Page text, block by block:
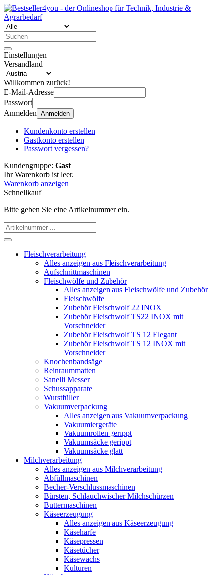
Einstellungen
Versandland
Willkommen zurück!
E-Mail-Adresse
Passwort
Anmelden Anmelden
Kundenkonto erstellen
Gastkonto erstellen
Passwort vergessen?
Kundengruppe: Gast
Ihr Warenkorb ist leer.
Warenkorb anzeigen
Schnellkauf
Bitte geben Sie eine Artikelnummer ein.
Fleischverarbeitung
Alles anzeigen aus Fleischverarbeitung
Aufschnittmaschinen
Fleischwölfe und Zubehör
Alles anzeigen aus Fleischwölfe und Zubehör
Fleischwölfe
Zubehör Fleischwolf 22 INOX
Zubehör Fleischwolf TS22 INOX mit
Vorschneider
Zubehör Fleischwolf TS 12 Elegant
Zubehör Fleischwolf TS 12 INOX mit
Vorschneider
Knochenbandsäge
Reinraummatten
Sanelli Messer
Schussapparate
Wurstfüller
Vakuumverpackung
Alles anzeigen aus Vakuumverpackung
Vakuumiergeräte
Vakuumrollen gerippt
Vakuumsäcke gerippt
Vakuumsäcke glatt
Milchverarbeitung
Alles anzeigen aus Milchverarbeitung
Abfüllmaschinen
Becher-Verschlussmaschinen
Bürsten, Schlauchwischer Milchschürzen
Buttermaschinen
Käseerzeugung
Alles anzeigen aus Käseerzeugung
Käseharfe
Käsepressen
Käsetücher
Käsewachs
Kulturen